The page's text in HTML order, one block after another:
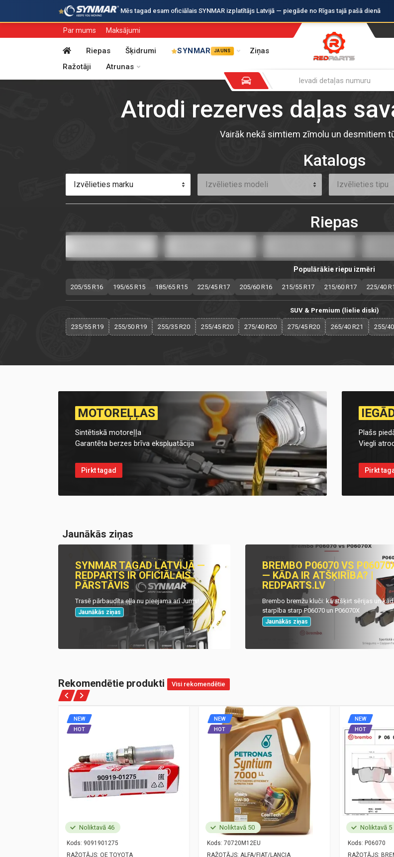
·Mēs tagad esam oficiālais SYNMAR izplatītājs Latvijā — piegāde no Rīgas tajā pašā dienā
Par mums Maksājumi
Riepas Šķidrumi SYNMAR JAUNS
Ziņas
Ražotāji
Atrunas
Atrodi rezerves daļas
Vairāk nekā simtiem zīmolu un desmitiem
Katalogs
Izvēlieties marku Izvēlieties modeli Izvēlieties tipu
Riepas
Populārākie riepu izmēri
205/55 R16 195/65 R15 185/65 R15 225/45 R17 205/60 R16 215/55 R17 215/60 R17 225/40
SUV & Premium (lielie diski)
235/55 R19 255/50 R19 255/35 R20 255/45 R20 275/40 R20 275/45 R20 265/40 R21 255/40
MOTOREĻĻAS
Sintētiskā motoreļļa
Garantēta berzes brīva ekspluatācija
Pirkt tagad
Plašs
Viegli
Pirkt
Jaunākās ziņas
SYNMAR TAGAD LATVIJĀ —
REDPARTS IR OFICIĀLAIS
PĀRSTĀVIS
Trasē pārbaudīta eļļa nu pieejama arī Jums!
Jaunākās ziņas
BREMBO P06070 VS
— KĀDA IR ATŠĶIRĪBA? |
REDPARTS.LV
Brembo bremžu kluči: kā atšķirt sērijas un
starpība starp P06070 un P06070X
Jaunākās ziņas
Rekomendētie produkti Visi rekomendētie
Noliktavā 46
Kods: 9091901275
RAŽOTĀJS: OE TOYOTA
NEW
HOT
Noliktavā 50
Kods: 70720M12EU
RAŽOTĀJS: ALFA/FIAT/LANCIA
NEW
HOT
Noliktavā 5
Kods: P06070
RAŽOTĀJS:
NEW
HOT